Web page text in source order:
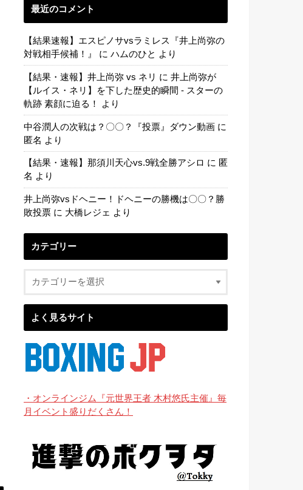
最近のコメント
【結果速報】エスピノサvsラミレス『井上尚弥の
対戦相手候補！』
に ハムのひと より
【結果・速報】井上尚弥 vs ネリ に 井上尚弥が
【ルイス・ネリ】を下した歴史的瞬間 - スターの
軌跡 素顔に迫る！
より
中谷潤人の次戦は？〇〇？『投票』ダウン動画 に
匿名 より
【結果・速報】那須川天心vs.9戦全勝アシロ に 匿
名 より
井上尚弥vsドヘニー！ドヘニーの勝機は〇〇？勝
敗投票 に 大橋レジェ より
カテゴリー
よく見るサイト
・オンラインジム『元世界王者 木村悠氏主催』毎
月イベント盛りだくさん！